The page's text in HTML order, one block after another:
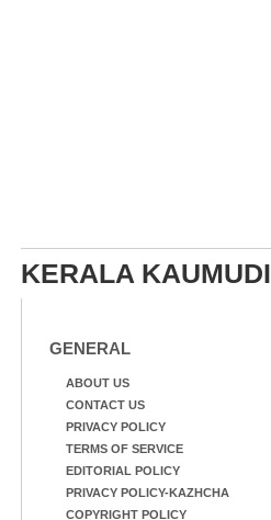
KERALA KAUMUDI
GENERAL
ABOUT US
CONTACT US
PRIVACY POLICY
TERMS OF SERVICE
EDITORIAL POLICY
PRIVACY POLICY-KAZHCHA
COPYRIGHT POLICY